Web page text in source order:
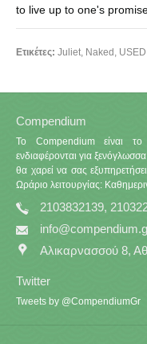
to live up to one's
Ετικέτες: Juliet, Naked , USED
Compendium
Το Compendium είναι το
ενδιαφέρονται για
θα χαρεί να σας
Ωράριο λειτουργίας:
2103832139,
Αλικαρνασσού 8,
Twitter
Tweets by @CompendiumGr